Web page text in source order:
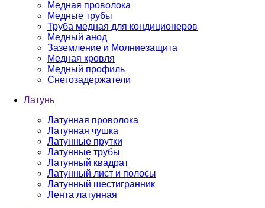
Медная проволока
Медные трубы
Труба медная для кондиционеров
Медный анод
Заземление и Молниезащита
Медная кровля
Медный профиль
Снегозадержатели
Латунь
Латунная проволока
Латунная чушка
Латунные прутки
Латунные трубы
Латунный квадрат
Латунный лист и полосы
Латунный шестигранник
Лента латунная